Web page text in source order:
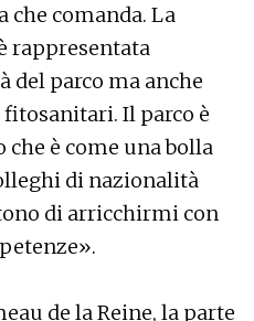
che comanda. La
rappresentata
del parco ma anche
fitosanitari. Il parco è
è come una bolla
di nazionalità
di arricchirmi con
de la Reine, la parte